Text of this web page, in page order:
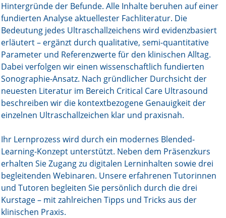
Hintergründe der Befunde. Alle Inhalte beruhen auf einer
fundierten Analyse aktuellester Fachliteratur. Die
Bedeutung jedes Ultraschallzeichens wird evidenzbasiert
erläutert – ergänzt durch qualitative, semi-quantitative
Parameter und Referenzwerte für den klinischen Alltag.
Dabei verfolgen wir einen wissenschaftlich fundierten
Sonographie-Ansatz. Nach gründlicher Durchsicht der
neuesten Literatur im Bereich Critical Care Ultrasound
beschreiben wir die kontextbezogene Genauigkeit der
einzelnen Ultraschallzeichen klar und praxisnah.
Ihr Lernprozess wird durch ein modernes Blended-
Learning-Konzept unterstützt. Neben dem Präsenzkurs
erhalten Sie Zugang zu digitalen Lerninhalten sowie drei
begleitenden Webinaren. Unsere erfahrenen Tutorinnen
und Tutoren begleiten Sie persönlich durch die drei
Kurstage – mit zahlreichen Tipps und Tricks aus der
klinischen Praxis.